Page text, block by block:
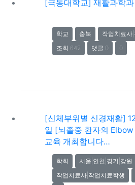
[극동대학교] 재활과학
학교 충북
작업치료사
조회 642
댓글 0 0
[신체부위별 신경재활]
일 [뇌졸중 환자의
교육 개최합니다…
학회
서울|인천|경기|강원
작업치료사|작업치료학생